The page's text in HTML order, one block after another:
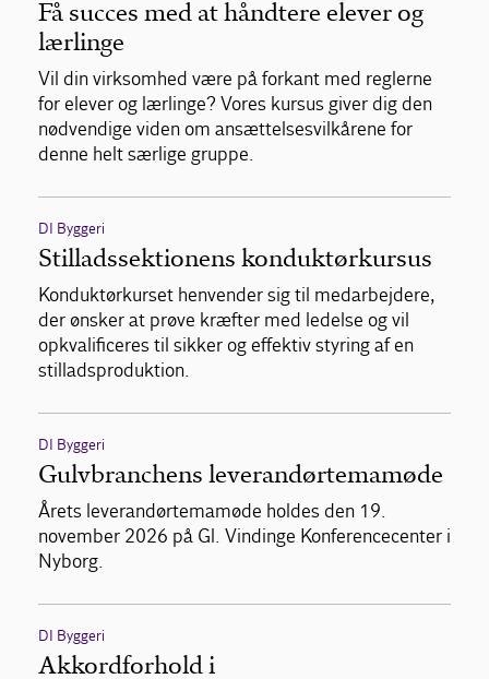
Få succes med at håndtere elever og
lærlinge
Vil din virksomhed være på forkant med reglerne
for elever og lærlinge? Vores kursus giver dig den
nødvendige viden om ansættelsesvilkårene for
denne helt særlige gruppe.
DI Byggeri
Stilladssektionens konduktørkursus
Konduktørkurset henvender sig til medarbejdere,
der ønsker at prøve kræfter med ledelse og vil
opkvalificeres til sikker og effektiv styring af en
stilladsproduktion.
DI Byggeri
Gulvbranchens leverandørtemamøde
Årets leverandørtemamøde holdes den 19.
november 2026 på Gl. Vindinge Konferencecenter i
Nyborg.
DI Byggeri
Akkordforhold i